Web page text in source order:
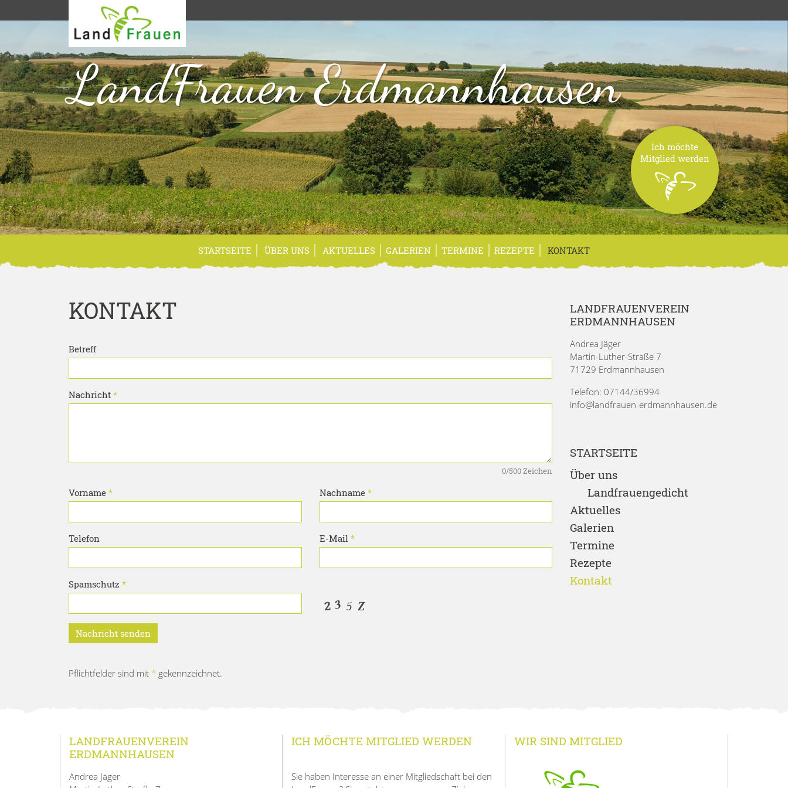
LandFrauen Erdmannhausen
Ich möchte
Mitglied werden
STARTSEITE ÜBER UNS AKTUELLES GALERIEN TERMINE REZEPTE KONTAKT
KONTAKT
Betreff
Nachricht *
0/500 Zeichen
Vorname * Nachname *
Telefon E-Mail *
Spamschutz *
Pflichtfelder sind mit * gekennzeichnet.
LANDFRAUENVEREIN
ERDMANNHAUSEN
Andrea Jäger
Martin-Luther-Straße 7
71729 Erdmannhausen
Telefon: 07144/36994
info@landfrauen-erdmannhausen.de
STARTSEITE
Über uns
Landfrauengedicht
Aktuelles
Galerien
Termine
Rezepte
Kontakt
LANDFRAUENVEREIN
ERDMANNHAUSEN
Andrea Jäger
ICH MÖCHTE MITGLIED WERDEN
Sie haben Interesse an einer Mitgliedschaft bei den
WIR SIND MITGLIED